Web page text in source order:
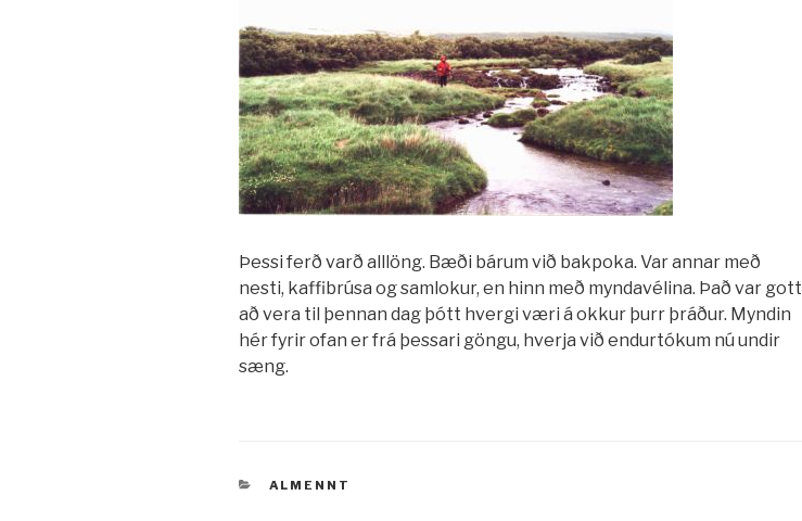
Þessi ferð varð alllöng. Bæði bárum við bakpoka. Var annar með
nesti, kaffibrúsa og samlokur, en hinn með myndavélina. Það var gott
að vera til þennan dag þótt hvergi væri á okkur þurr þráður. Myndin
hér fyrir ofan er frá þessari göngu, hverja við endurtókum nú undir
sæng.
VÖRUFLOKKAR
ALMENNT